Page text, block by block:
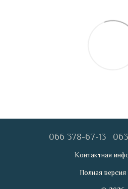
066 378-67-13
Контактная
Полная версия